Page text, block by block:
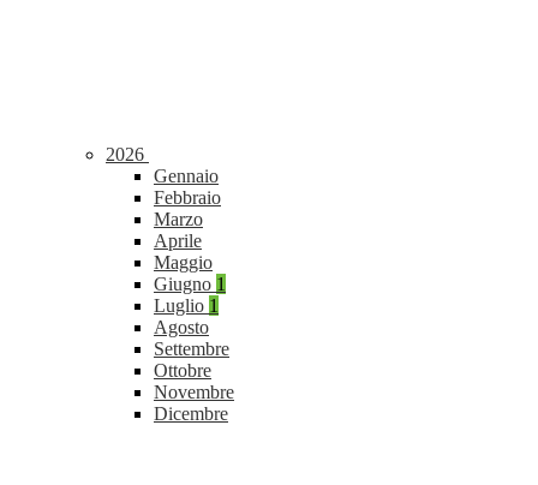
2026
Gennaio
Febbraio
Marzo
Aprile
Maggio
Giugno 1
Luglio 1
Agosto
Settembre
Ottobre
Novembre
Dicembre